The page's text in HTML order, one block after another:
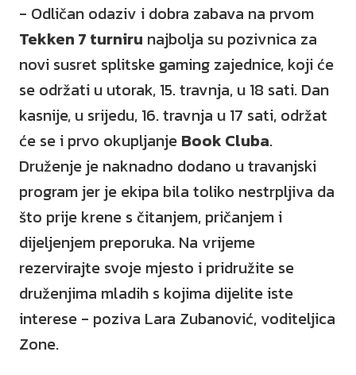
- Odličan odaziv i dobra zabava na prvom
Tekken 7 turniru najbolja su pozivnica za
novi susret splitske gaming zajednice, koji će
se održati u utorak, 15. travnja, u 18 sati. Dan
kasnije, u srijedu, 16. travnja u 17 sati, održat
će se i prvo okupljanje Book Cluba.
Druženje je naknadno dodano u travanjski
program jer je ekipa bila toliko nestrpljiva da
što prije krene s čitanjem, pričanjem i
dijeljenjem preporuka. Na vrijeme
rezervirajte svoje mjesto i pridružite se
druženjima mladih s kojima dijelite iste
interese - poziva Lara Zubanović, voditeljica
Zone.